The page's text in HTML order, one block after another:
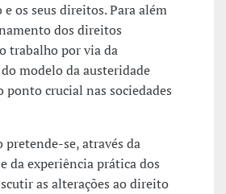
os seus direitos. Para além
dos direitos
trabalho por via da
modelo da austeridade
ponto crucial nas sociedades
se, através da
da experiência prática dos
as alterações ao direito